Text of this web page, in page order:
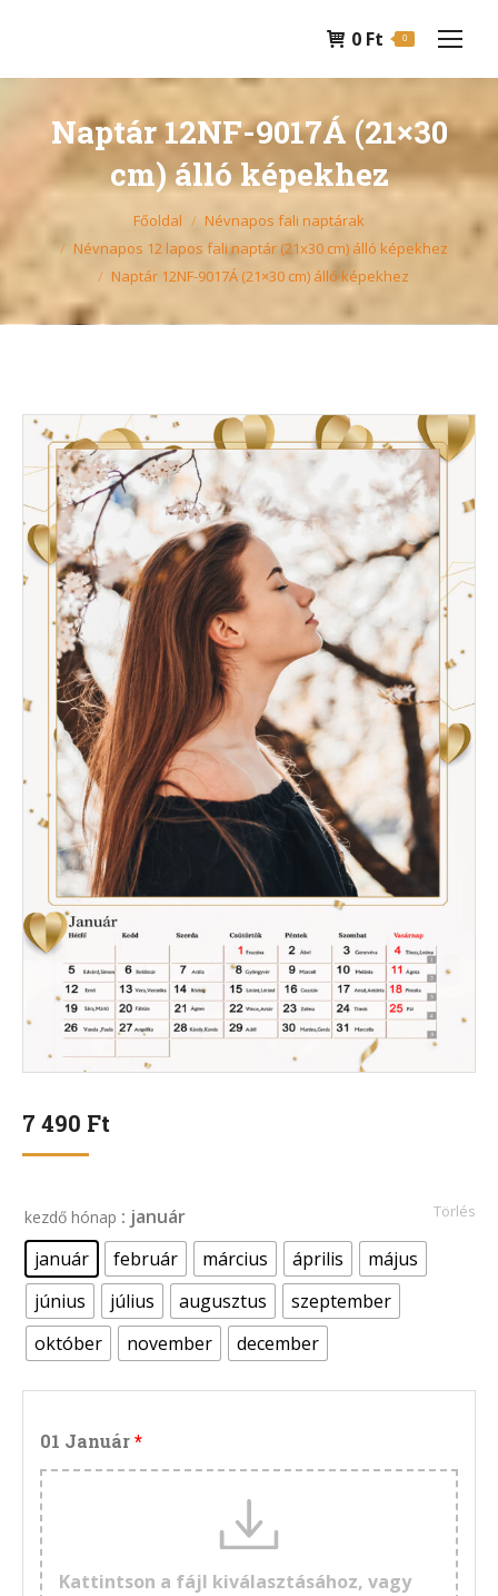
0 Ft 0
Naptár 12NF-9017Á (21×30
cm) álló képekhez
Főoldal
Névnapos fali naptárak
Névnapos 12 lapos fali naptár (21x30 cm) álló képekhez
Naptár 12NF-9017Á (21×30 cm) álló képekhez
7 490 Ft
kezdő hónap : január
január
február március április
május
június
július augusztus
szeptember
október
november december
Törlés
01 Január
Kattintson a fájl kiválasztásához, vagy